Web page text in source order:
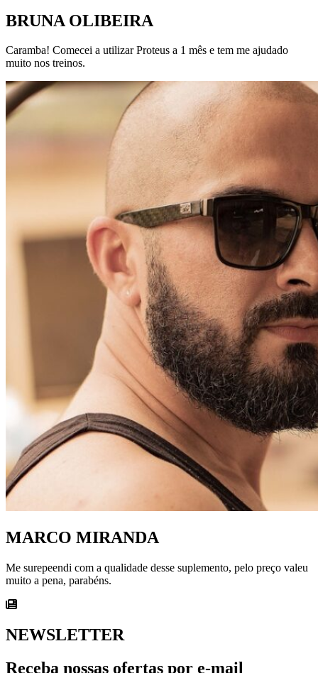
BRUNA OLIBEIRA
Caramba! Comecei a utilizar Proteus a 1 mês e tem me ajudado
muito nos treinos.
MARCO MIRANDA
Me surepeendi com a qualidade desse suplemento, pelo preço valeu
muito a pena, parabéns.
NEWSLETTER
Receba nossas ofertas por e-mail